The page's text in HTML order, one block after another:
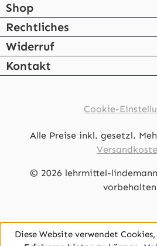
Shop
Rechtliches
Widerruf
Kontakt
Cookie-
Alle Preise inkl. gesetzl.
© 2026 lehrmittel-
Diese Website verwendet